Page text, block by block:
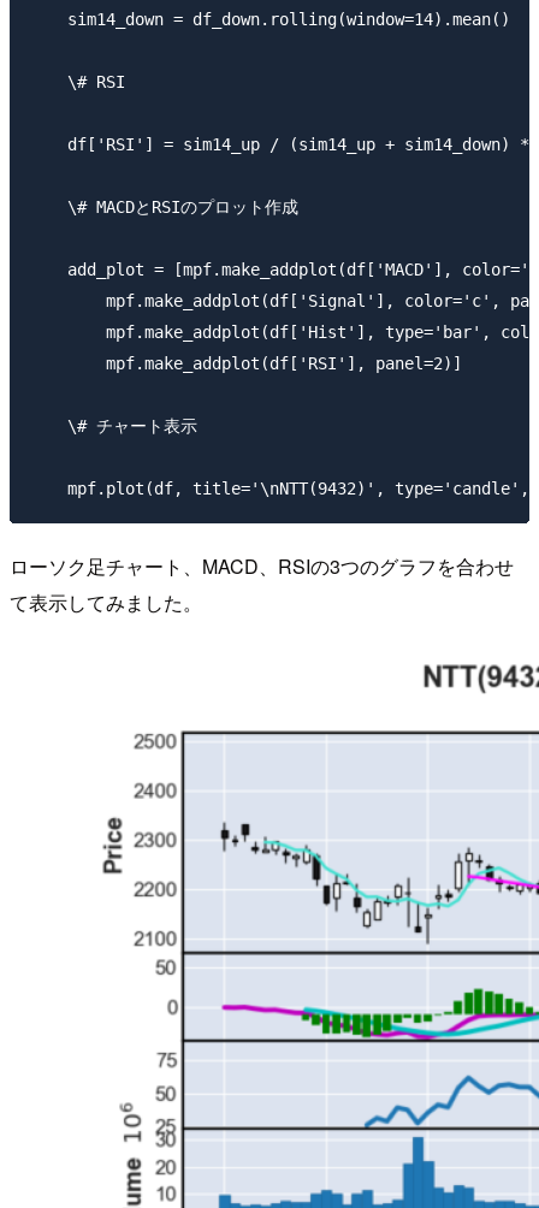
​    sim14_down = df_down.rolling(window=14).mean()
​    \# RSI
df['RSI'] = sim14_up / (sim14_up + sim14_down) *
​    \# MACDとRSIのプロット作成
add_plot = [mpf.make_addplot(df['MACD'],
mpf.make_addplot(df['Signal'], color='c',
mpf.make_addplot(df['Hist'], type='bar',
​        mpf.make_addplot(df['RSI'], panel=2)]
​    \# チャート表示
ローソク足チャート、MACD、RSIの3つのグラフを合わせ
て表示してみました。